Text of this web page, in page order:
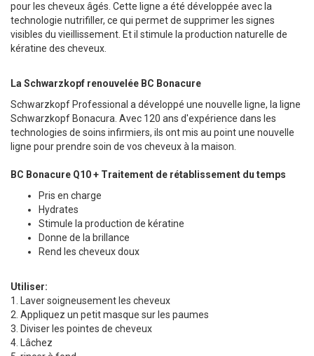
pour les cheveux âgés. Cette ligne a été développée avec la
technologie nutrifiller, ce qui permet de supprimer les signes
visibles du vieillissement. Et il stimule la production naturelle de
kératine des cheveux.
La Schwarzkopf renouvelée BC Bonacure
Schwarzkopf Professional a développé une nouvelle ligne, la ligne
Schwarzkopf Bonacura. Avec 120 ans d'expérience dans les
technologies de soins infirmiers, ils ont mis au point une nouvelle
ligne pour prendre soin de vos cheveux à la maison.
BC Bonacure Q10 + Traitement de rétablissement du temps
Pris en charge
Hydrates
Stimule la production de kératine
Donne de la brillance
Rend les cheveux doux
Utiliser:
1. Laver soigneusement les cheveux
2. Appliquez un petit masque sur les paumes
3. Diviser les pointes de cheveux
4. Lâchez